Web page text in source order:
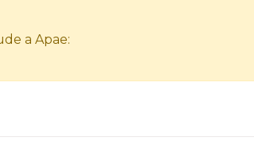
a Apae: